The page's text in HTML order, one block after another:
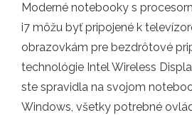
Moderné notebooky s
i7 môžu byť pripojené k
obrazovkám pre bezdrôtové
technológie Intel Wireless
ste spravidla na svojom
Windows, všetky potrebné